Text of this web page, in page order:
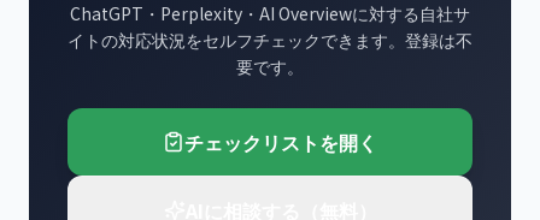
ChatGPT・Perplexity・AI Overviewに対する自社サ
イトの対応状況をセルフチェックできます。登録は不
要です。
チェックリストを開く